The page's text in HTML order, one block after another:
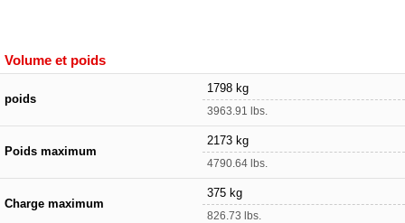
Volume et poids
poids
1798 kg
3963.91 lbs.
Poids maximum
2173 kg
4790.64 lbs.
Charge maximum
375 kg
826.73 lbs.